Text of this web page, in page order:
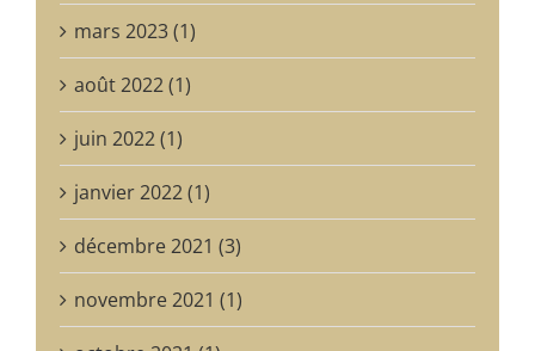
mars 2023 (1)
août 2022 (1)
juin 2022 (1)
janvier 2022 (1)
décembre 2021 (3)
novembre 2021 (1)